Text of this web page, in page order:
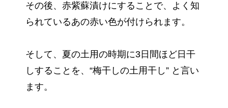
その後、赤紫蘇漬けにすることで、よく知
られているあの赤い色が付けられます。
そして、夏の土用の時期に3日間ほど日干
しすることを、“梅干しの土用干し” と言い
ます。